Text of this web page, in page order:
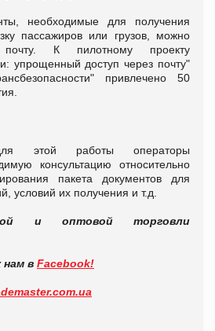
необходимые для получения
пассажиров или грузов, можно
почту. К пилотному проекту
упрощенный доступ через почту"
привлечено 50
этой работы операторы
консультацию относительно
пакета документов для
условий их получения и т.д.
и оптовой торговли
нам в Facebook!